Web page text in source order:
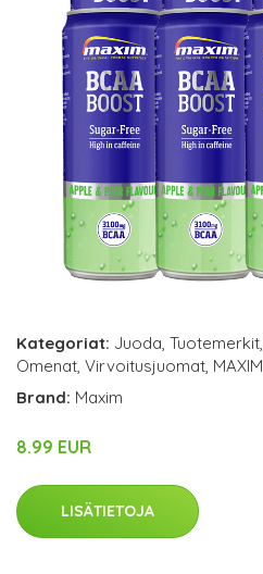
Kategoriat: Juoda, Tuotemerkit,
Omenat, Virvoitusjuomat, MAXIM
Brand: Maxim
8.99 EUR
LISÄTIETOJA